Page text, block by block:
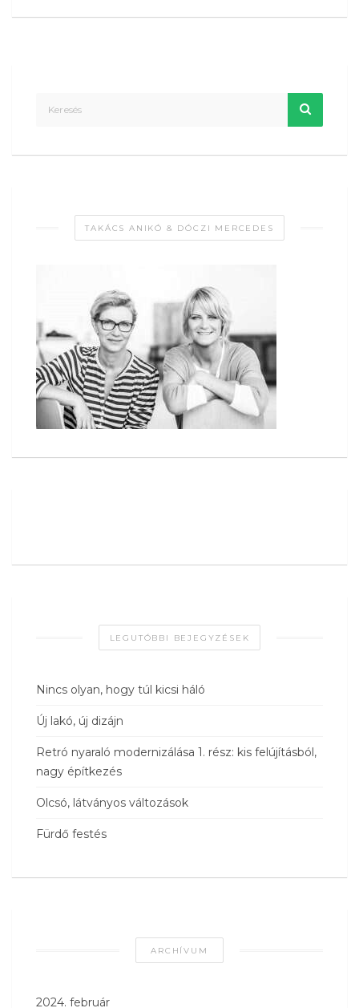
TAKÁCS ANIKÓ & DÓCZI MERCEDES
LEGUTÓBBI BEJEGYZÉSEK
Nincs olyan, hogy túl kicsi háló
Új lakó, új dizájn
Retró nyaraló modernizálása 1. rész: kis felújításból,
nagy építkezés
Olcsó, látványos változások
Fürdő festés
ARCHÍVUM
2024. február